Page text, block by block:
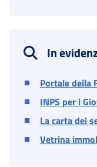
In
Portale della
INPS per i
La carta dei
Vetrina